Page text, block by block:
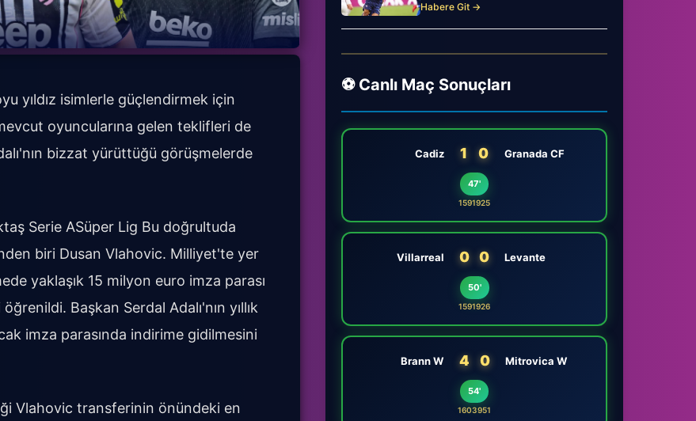
yıldız isimlerle güçlendirmek için
oyuncularına gelen teklifleri de
bizzat yürüttüğü görüşmelerde
Serie ASüper Lig Bu doğrultuda
biri Dusan Vlahovic. Milliyet'te yer
yaklaşık 15 milyon euro imza parası
Başkan Serdal Adalı'nın yıllık
imza parasında indirime gidilmesini
Vlahovic transferinin önündeki en
Habere Git →
⚽ Canlı Maç Sonuçları
Cadiz 1 0 Granada CF
47'
1591925
Villarreal 0 0 Levante
50'
1591926
Brann W 4 0 Mitrovica W
54'
1603951